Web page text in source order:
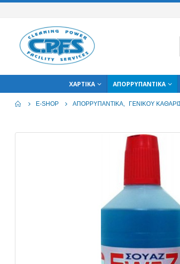
ΧΑΡΤΙΚΆ ΑΠΟΡΡΥΠΑΝΤΙΚΆ
E-SHOP ΑΠΟΡΡΥΠΑΝΤΙΚΆ, ΓΕΝΙΚΟΎ